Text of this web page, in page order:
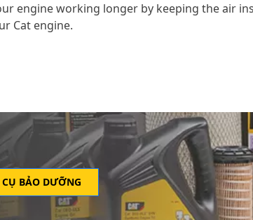
engine working longer by keeping the air
Cat engine.
BẢO DƯỠNG